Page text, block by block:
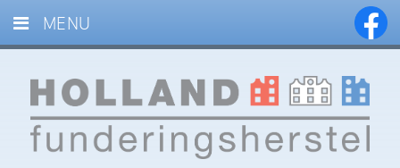
MENU
DIENSTEN
PROJECTEN